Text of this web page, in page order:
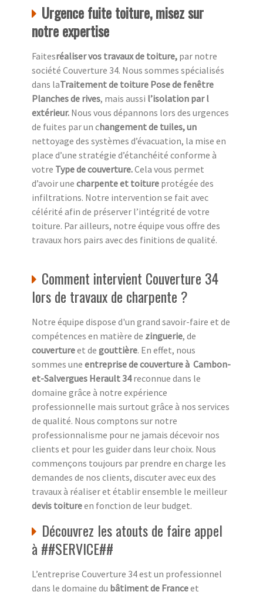
Urgence fuite toiture, misez sur
notre expertise
Faitesréaliser vos travaux de toiture, par notre
société Couverture 34. Nous sommes spécialisés
dans laTraitement de toiture Pose de fenêtre
Planches de rives, mais aussi l’isolation par l
extérieur. Nous vous dépannons lors des urgences
de fuites par un changement de tuiles, un
nettoyage des systèmes d’évacuation, la mise en
place d’une stratégie d’étanchéité conforme à
votre Type de couverture.Cela vous permet
d’avoir une charpente et toiture protégée des
infiltrations. Notre intervention se fait avec
célérité afin de préserver l’intégrité de votre
toiture. Par ailleurs, notre équipe vous offre des
travaux hors pairs avec des finitions de qualité.
Comment intervient Couverture 34
lors de travaux de charpente ?
Notre équipe dispose d'un grand savoir-faire et de
compétences en matière de zinguerie, de
couvertureet de gouttière. En effet, nous
sommes une entreprise de couverture à Cambon-
et-Salvergues Herault 34reconnue dans le
domaine grâce à notre expérience
professionnelle mais surtout grâce à nos services
de qualité. Nous comptons sur notre
professionnalisme pour ne jamais décevoir nos
clients et pour les guider dans leur choix. Nous
commençons toujours par prendre en charge les
demandes de nos clients, discuter avec eux des
travaux à réaliser et établir ensemble le meilleur
devis toitureen fonction de leur budget.
Découvrez les atouts de faire appel
à ##SERVICE##
L’entreprise Couverture 34 est un professionnel
dans le domaine du bâtiment de Franceet